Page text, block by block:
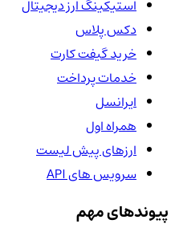
استیکینگ ارز دیجیتال
دکس پلاس
خرید گیفت کارت
خدمات پرداخت
ایرانسل
همراه اول
ارزهای پیش لیست
سرویس های API
پیوندهای مهم